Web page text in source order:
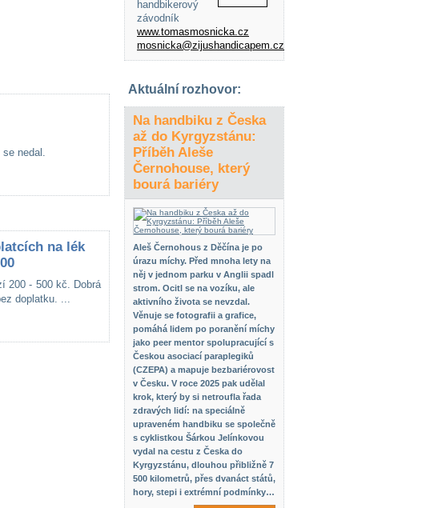
nedal.
na lék
200 - 500 kč. Dobrá
doplatku. ...
handbikerový
závodník
www.tomasmosnicka.cz
mosnicka@zijushandicapem.cz
Aktuální rozhovor:
Na handbiku z Česka
až do Kyrgyzstánu:
Příběh Aleše
Černohouse, který
bourá bariéry
Aleš Černohous z Děčína je po
úrazu míchy. Před mnoha lety na
něj v jednom parku v Anglii spadl
strom. Ocitl se na vozíku, ale
aktivního života se nevzdal.
Věnuje se fotografii a grafice,
pomáhá lidem po poranění míchy
jako peer mentor spolupracující s
Českou asociací paraplegiků
(CZEPA) a mapuje bezbariérovost
v Česku. V roce 2025 pak udělal
krok, který by si netroufla řada
zdravých lidí: na speciálně
upraveném handbiku se společně
s cyklistkou Šárkou Jelínkovou
vydal na cestu z Česka do
Kyrgyzstánu, dlouhou přibližně 7
500 kilometrů, přes dvanáct států,
hory, stepi i extrémní podmínky…